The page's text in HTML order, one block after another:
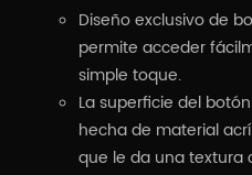
Diseño exclusivo de
permite acceder
simple toque.
La superficie del
hecha de material
que le da una textura